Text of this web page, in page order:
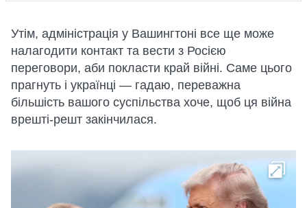
Утім, адміністрація у Вашингтоні все ще може
налагодити контакт та вести з Росією
переговори, аби покласти край війні. Саме цього
прагнуть і українці — гадаю, переважна
більшість вашого суспільства хоче, щоб ця війна
врешті-решт закінчилася.